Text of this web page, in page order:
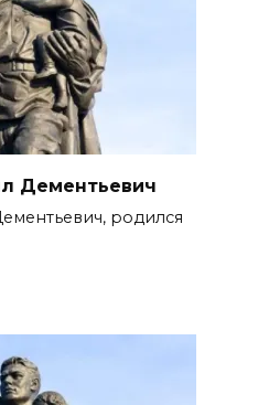
Дементьевич
родился